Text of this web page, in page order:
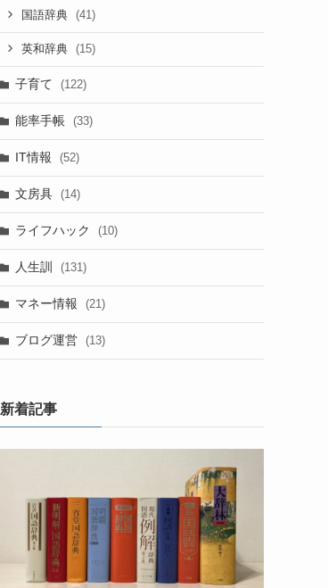
国語辞典 (41)
英和辞典 (15)
子育て (122)
能率手帳 (33)
IT情報 (52)
文房具 (14)
ライフハック (10)
人生訓 (131)
マネー情報 (21)
ブログ運営 (13)
新着記事